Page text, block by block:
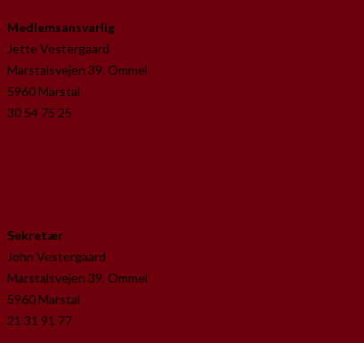
Medlemsansvarlig
Jette Vestergaard
Marstalsvejen 39, Ommel
5960 Marstal
30 54 75 25
Sekretær
John Vestergaard
Marstalsvejen 39, Ommel
5960 Marstal
21 31 91 77